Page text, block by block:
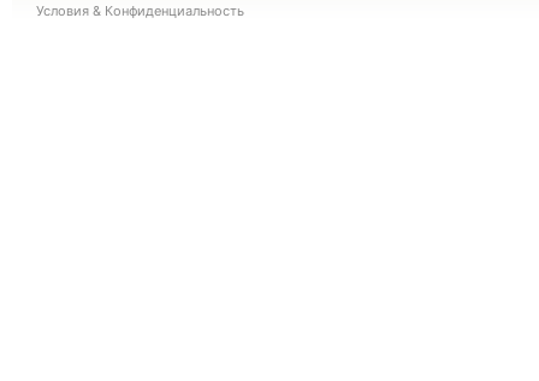
Условия & Конфиденциальность